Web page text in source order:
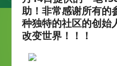
助！非常感谢所有的
种独特的社区的创
改变世界！！！